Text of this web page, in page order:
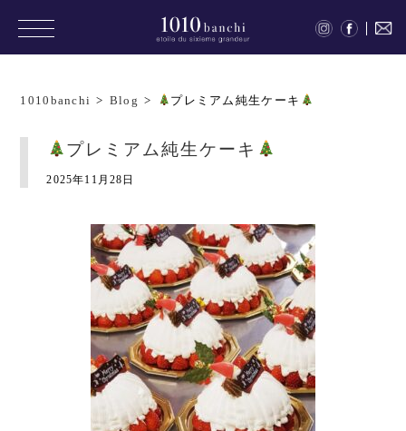
1010banchi > Blog > プレミアム純生ケーキ
プレミアム純生ケーキ
2025年11月28日